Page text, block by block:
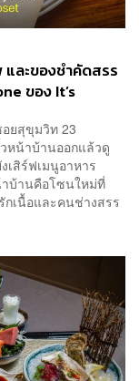
และของชำคัดสรร
ของ It’s
อยสุขุมวิท 23
หน้าบ้านออกแล้วดู
เสิร์ฟเมนูอาหาร
บ้านคือโซนใหม่ที่
เนื้อและคนช่างสรร